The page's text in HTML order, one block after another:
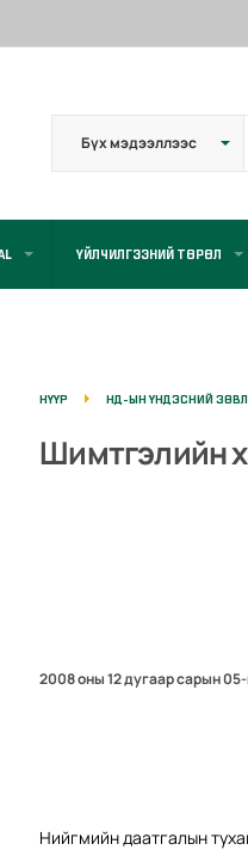
ҮЙЛЧИЛГЭЭНИЙ ТӨРӨЛ
НҮҮР НД-ЫН ҮНДЭСНИЙ
Шимтгэлийн
2008 оны 12 дугаар сарын
Нийгмийн даатгалын